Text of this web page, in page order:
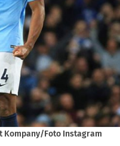
Kompany/Foto Instagram